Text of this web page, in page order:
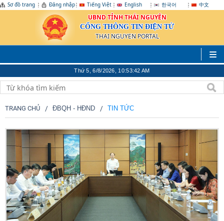
Sơ đồ trang Đăng nhập Tiếng Việt English 한국어 中文
UBND TỈNH THÁI NGUYÊN
CỔNG THÔNG TIN ĐIỆN TỬ
THAI NGUYEN PORTAL
Thứ 5, 6/8/2026, 10:53:45 AM
TRANG CHỦ ĐBQH - HĐND TIN TỨC